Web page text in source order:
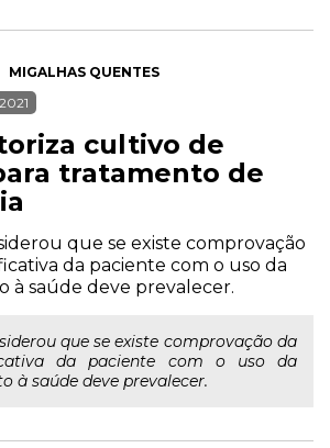
MIGALHAS QUENTES
cultivo de
tratamento de
que se existe comprovação
da paciente com o uso da
à saúde deve prevalecer.
que se existe comprovação da
da paciente com o uso da
à saúde deve prevalecer.